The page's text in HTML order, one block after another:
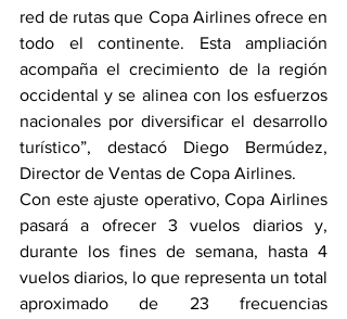
red de rutas que Copa Airlines ofrece en
todo el continente. Esta ampliación
acompaña el crecimiento de la región
occidental y se alinea con los esfuerzos
nacionales por diversificar el desarrollo
turístico”, destacó Diego Bermúdez,
Director de Ventas de Copa Airlines.
Con este ajuste operativo, Copa Airlines
pasará a ofrecer 3 vuelos diarios y,
durante los fines de semana, hasta 4
vuelos diarios, lo que representa un total
aproximado de 23 frecuencias